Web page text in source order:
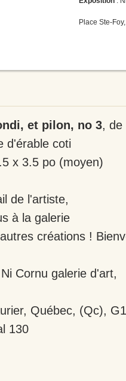
Place Ste-
et pilon, no 3, de
d'érable coti
x 3.5 po (moyen)
de l'artiste,
à la galerie
créations !
Cornu galerie d'art,
Québec, (Qc),
130